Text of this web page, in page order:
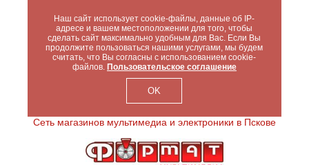
Наш сайт использует cookie-файлы, данные об IP-
адресе и вашем местоположении для того, чтобы
сделать сайт максимально удобным для Вас. Если Вы
продолжите пользоваться нашими услугами, мы будем
считать, что Вы согласны с использованием cookie-
файлов. Пользовательское соглашение
OK
Сеть магазинов мультимедиа и электроники в Пскове